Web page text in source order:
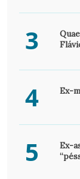
3
4 Ex-
5
Ex-